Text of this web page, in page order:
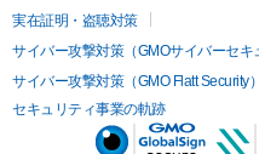
実在証明・盗聴対策
サイバー攻撃対策（GMOサイバーセキ
サイバー攻撃対策（GMO Flatt Security）
セキュリティ事業の軌跡